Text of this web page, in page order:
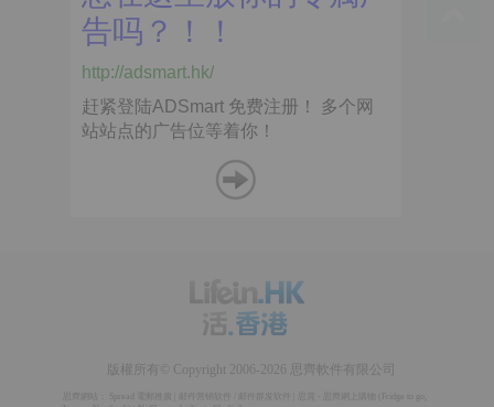
版權所有© Copyright 2006-2026 思齊軟件有限公司
Spread 電郵推廣